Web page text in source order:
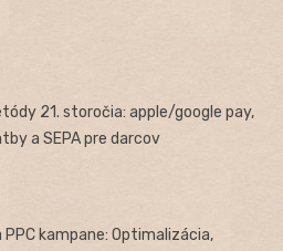
21. storočia: apple/google pay,
a SEPA pre darcov
PPC kampane: Optimalizácia,